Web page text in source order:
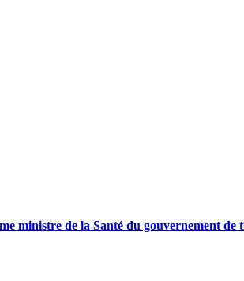
ministre de la Santé du gouvernement de